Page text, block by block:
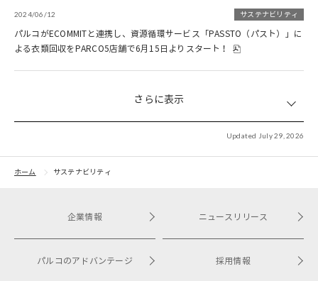
2024/06/12 サステナビリティ
パルコがECOMMITと連携し、資源循環サービス「PASSTO（パスト）」に
よる衣類回収をPARCO5店舗で6月15日よりスタート！
さらに表示
Updated July 29, 2026
ホーム サステナビリティ
企業情報
パルコのアドバンテージ
ニュースリリース
採用情報